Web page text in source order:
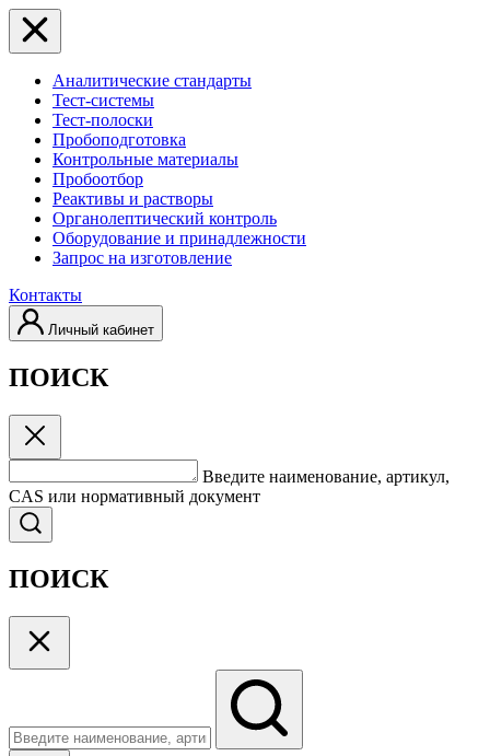
Аналитические стандарты
Тест-системы
Тест-полоски
Пробоподготовка
Контрольные материалы
Пробоотбор
Реактивы и растворы
Органолептический контроль
Оборудование и принадлежности
Запрос на изготовление
Контакты
Личный кабинет
ПОИСК
Введите наименование, артикул,
CAS или нормативный документ
ПОИСК